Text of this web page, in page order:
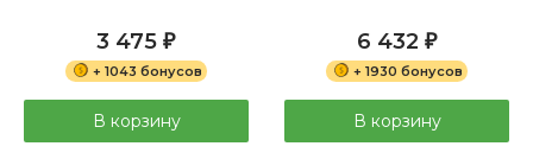
3 475 ₽
+ 1043 бонусов
В корзину
6 432 ₽
+ 1930 бонусов
В корзину